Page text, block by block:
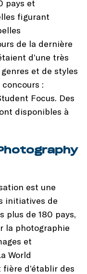
pays et
figurant
de la dernière
d’une très
et de styles
:
Focus. Des
disponibles à
est une
initiatives de
plus de 180 pays,
la photographie
et
World
d’établir des